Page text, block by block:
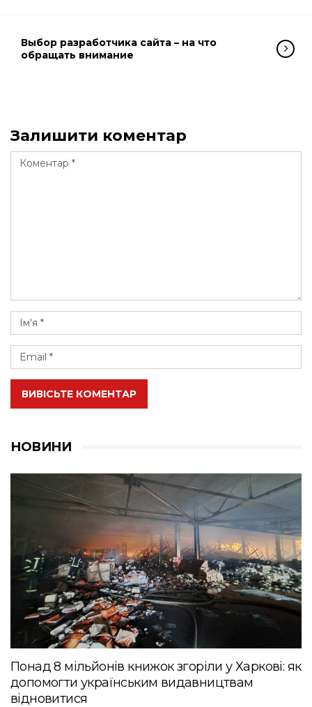
Выбор разработчика сайта – на что
обращать внимание
Залишити коментар
ВИВІСЬТЕ КОМЕНТАР
НОВИНИ
Понад 8 мільйонів книжок згоріли у Харкові: як
допомогти українським видавництвам
відновитися